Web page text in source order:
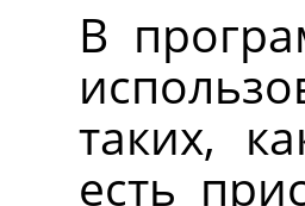
В
таких,
есть